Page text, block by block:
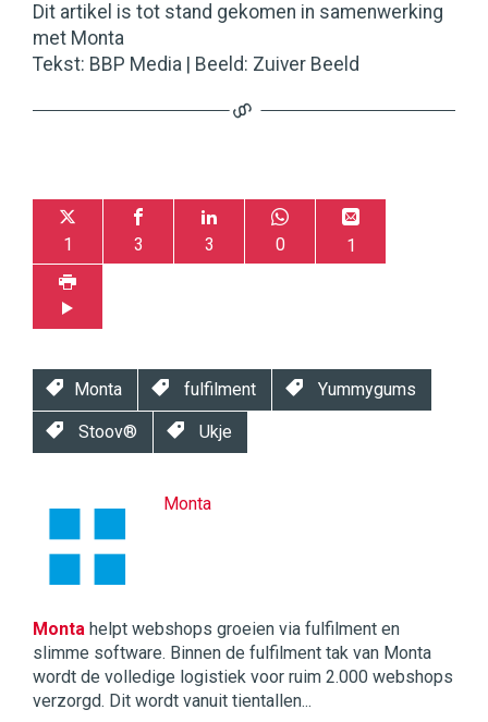
Dit artikel is tot stand gekomen in samenwerking
met Monta
Tekst: BBP Media | Beeld: Zuiver Beeld
1 3 3 0 1
Monta fulfilment Yummygums
Stoov® Ukje
Monta
Monta helpt webshops groeien via fulfilment en
slimme software. Binnen de fulfilment tak van Monta
wordt de volledige logistiek voor ruim 2.000 webshops
verzorgd. Dit wordt vanuit tientallen...